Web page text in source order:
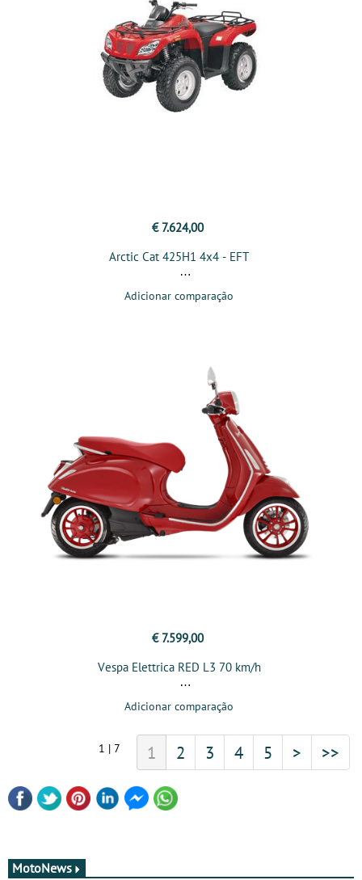
€ 7.624,00
Arctic Cat 425H1 4x4 - EFT
Adicionar comparação
€ 7.599,00
Vespa Elettrica RED L3 70 km/h
Adicionar comparação
1 | 7 1 2 3 4 5 > >>
MotoNews